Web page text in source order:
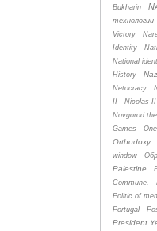
Bukharin
технологии
Victory
Identity
National
History
Netocracy
II
Nicolas II
Novgorod
Games
Orthodoxy
window
Palestine
Commune.
Politic of
Portugal
President